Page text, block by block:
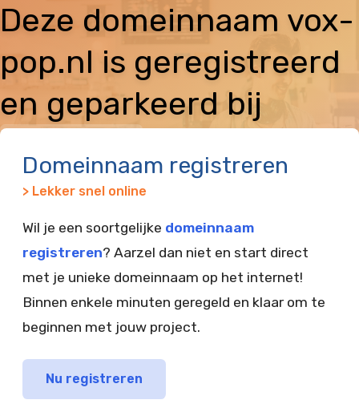
Deze domeinnaam vox-
pop.nl is geregistreerd
en geparkeerd bij
Domeinnaam registreren
> Lekker snel online
Wil je een soortgelijke domeinnaam
registreren? Aarzel dan niet en start direct
met je unieke domeinnaam op het internet!
Binnen enkele minuten geregeld en klaar om te
beginnen met jouw project.
Nu registreren